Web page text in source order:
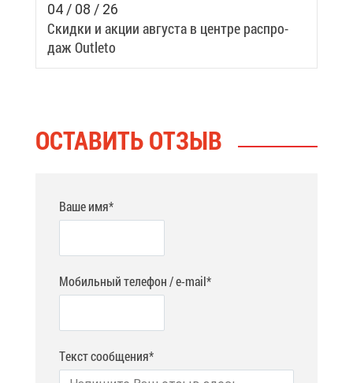
04 / 08 / 26
Скид­ки и ак­ции ав­гу­ста в цен­тре рас­про­
даж Outleto
ОСТА­ВИТЬ ОТ­ЗЫВ
Ваше имя*
Мобильный телефон / e-mail*
Текст сообщения*